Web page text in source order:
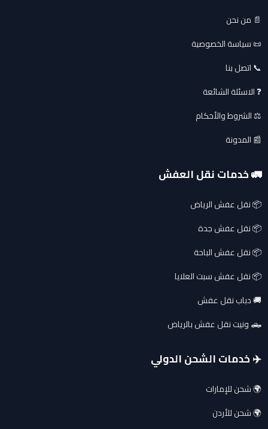
📄 من نحن
📜 سياسة الخصوصية
📞 اتصل بنا
❓ الاسئلة الشائعة
⚖️ الشروط والأحكام
📰 المدونة
🚛 خدمات نقل العفش
📦 نقل عفش الرياض
📦 نقل عفش جدة
📦 نقل عفش الباحة
📦 نقل عفش سبت العلايا
🚚 دباب نقل عفش
🛻 ونيت نقل عفش بالرياض
✈️ خدمات الشحن الدولي
🌍 شحن للإمارات
🌍 شحن للأردن